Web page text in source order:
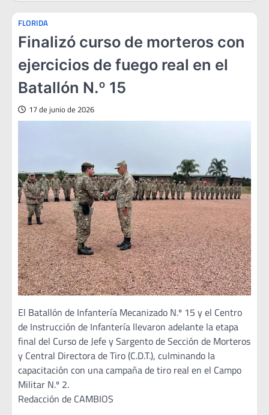
FLORIDA
Finalizó curso de morteros con
ejercicios de fuego real en el
Batallón N.º 15
17 de junio de 2026
El Batallón de Infantería Mecanizado N.º 15 y el Centro
de Instrucción de Infantería llevaron adelante la etapa
final del Curso de Jefe y Sargento de Sección de Morteros
y Central Directora de Tiro (C.D.T.), culminando la
capacitación con una campaña de tiro real en el Campo
Militar N.º 2.
Redacción de CAMBIOS